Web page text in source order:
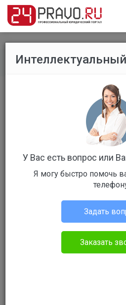
Все публикации / Без
​Депутаты
Трудовой кодекс
увольняемых
Администрация портала
Без указания категории
У Вас есть вопрос или
Я могу быстро помочь
Задать
Заказать